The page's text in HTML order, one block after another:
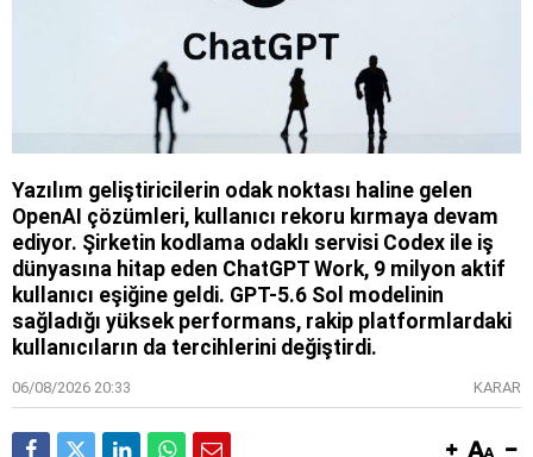
Yazılım geliştiricilerin odak noktası haline gelen
OpenAI çözümleri, kullanıcı rekoru kırmaya devam
ediyor. Şirketin kodlama odaklı servisi Codex ile iş
dünyasına hitap eden ChatGPT Work, 9 milyon aktif
kullanıcı eşiğine geldi. GPT-5.6 Sol modelinin
sağladığı yüksek performans, rakip platformlardaki
kullanıcıların da tercihlerini değiştirdi.
06/08/2026 20:33 KARAR